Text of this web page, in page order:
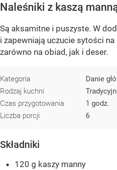
Naleśniki z kaszą
Są aksamitne i puszyste. W
i zapewniają uczucie sytości
zarówno na obiad, jak i deser.
Kategoria
Danie
Rodzaj kuchni
Czas przygotowania
1 godz.
Liczba porcji
6
Składniki
120 g kaszy manny